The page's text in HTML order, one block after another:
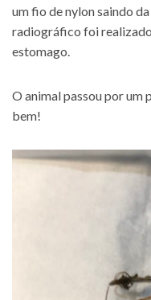
um fio de nylon saindo
radiográfico foi
estomago.
O animal passou por um
bem!